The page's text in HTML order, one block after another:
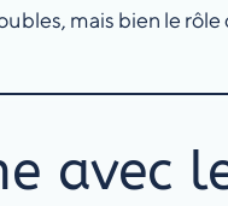
mais bien le
avec